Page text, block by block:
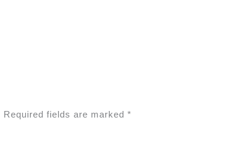
Required fields are marked*